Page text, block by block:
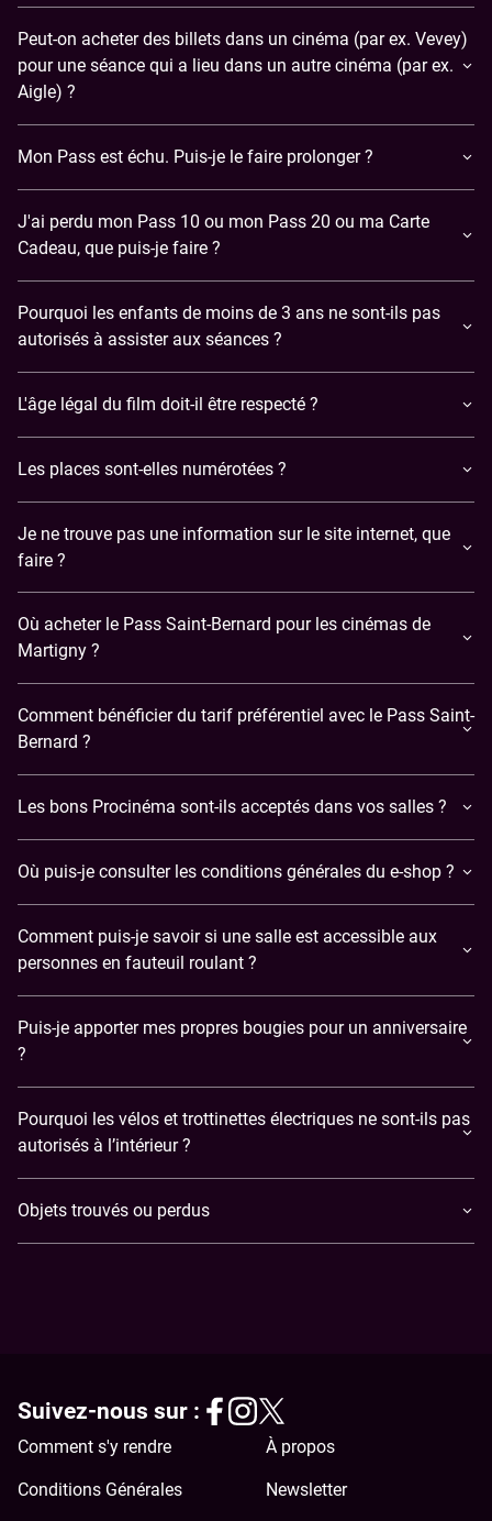
Peut-on acheter des billets dans un cinéma (par ex. Vevey)
pour une séance qui a lieu dans un autre cinéma (par ex.
Aigle) ?
Mon Pass est échu. Puis-je le faire prolonger ?
J'ai perdu mon Pass 10 ou mon Pass 20 ou ma Carte
Cadeau, que puis-je faire ?
Pourquoi les enfants de moins de 3 ans ne sont-ils pas
autorisés à assister aux séances ?
L'âge légal du film doit-il être respecté ?
Les places sont-elles numérotées ?
Je ne trouve pas une information sur le site internet, que
faire ?
Où acheter le Pass Saint-Bernard pour les cinémas de
Martigny ?
Comment bénéficier du tarif préférentiel avec le Pass Saint-
Bernard ?
Les bons Procinéma sont-ils acceptés dans vos salles ?
Où puis-je consulter les conditions générales du e-shop ?
Comment puis-je savoir si une salle est accessible aux
personnes en fauteuil roulant ?
Puis-je apporter mes propres bougies pour un anniversaire
?
Pourquoi les vélos et trottinettes électriques ne sont-ils pas
autorisés à l’intérieur ?
Objets trouvés ou perdus
Comment s'y rendre À propos
Conditions Générales Newsletter
Suivez-nous sur :